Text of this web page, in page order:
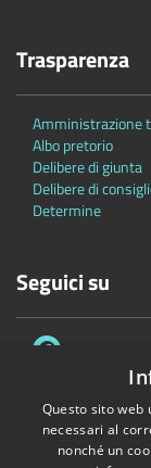
Trasparenza
Amministrazione
Albo pretorio
Delibere di giunta
Delibere di
Determine
Seguici su
Questo sito web
necessari al
nonché un